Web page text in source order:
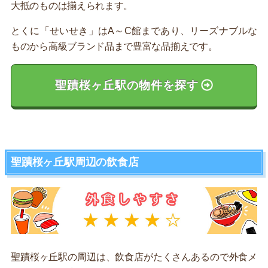
大抵のものは揃えられます。
とくに「せいせき」はA～C館まであり、リーズナブルな
ものから高級ブランド品まで豊富な品揃えです。
聖蹟桜ヶ丘駅の物件を探す
聖蹟桜ヶ丘駅周辺の飲食店
聖蹟桜ヶ丘駅の周辺は、飲食店がたくさんあるので外食メ